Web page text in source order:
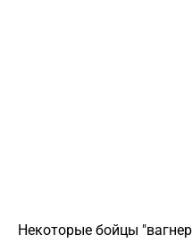
Некоторые бойцы